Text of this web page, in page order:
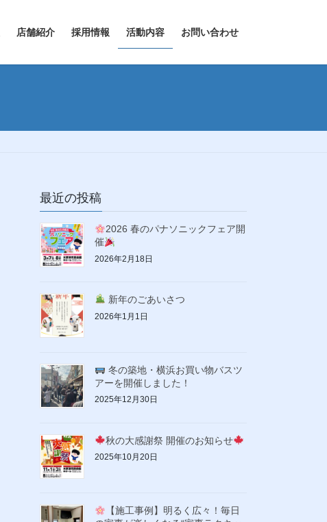
店舗紹介 採用情報 活動内容 お問い合わせ
最近の投稿
2026 春のパナソニックフェア開
催
2026年2月18日
新年のごあいさつ
2026年1月1日
冬の築地・横浜お買い物バスツ
アーを開催しました！
2025年12月30日
秋の大感謝祭 開催のお知らせ
2025年10月20日
【施工事例】明るく広々！毎日